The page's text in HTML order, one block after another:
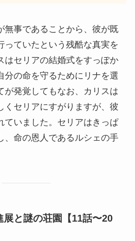
無事であることから、彼が既
っていたという残酷な真実を
はセリアの結婚式をすっぽか
分の命を守るためにリナを選
が発覚してもなお、カリスは
くセリアにすがりますが、彼
ていました。セリアはきっぱ
、命の恩人であるルシェの手
展と謎の荘園【11話〜20